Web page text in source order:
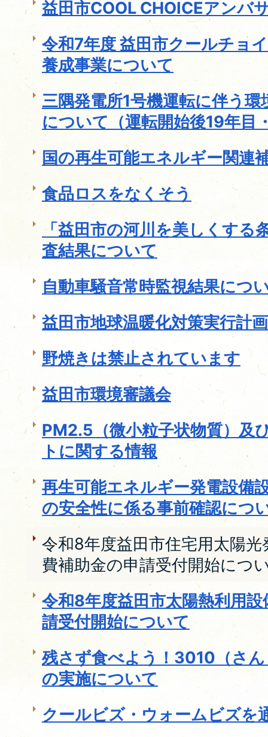
益田市COOL CHOICEアンバ
令和7年度 益田市クールチョ
養成事業について
三隅発電所1号機運転に伴う
について（運転開始後19年目
国の再生可能エネルギー関連
食品ロスをなくそう
「益田市の河川を美しくする
査結果について
自動車騒音常時監視結果につ
益田市地球温暖化対策実行計
野焼きは禁止されています
益田市環境審議会
PM2.5（微小粒子状物質）及
トに関する情報
再生可能エネルギー発電設備
の安全性に係る事前確認につ
令和8年度益田市住宅用太陽
費補助金の申請受付開始につ
令和8年度益田市太陽熱利用
請受付開始について
残さず食べよう！3010（さ
の実施について
クールビズ・ウォームビズを